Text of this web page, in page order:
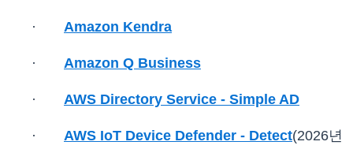
· Amazon Kendra
· Amazon Q Business
· AWS Directory Service - Simple AD
· AWS IoT Device Defender - Detect(2026년